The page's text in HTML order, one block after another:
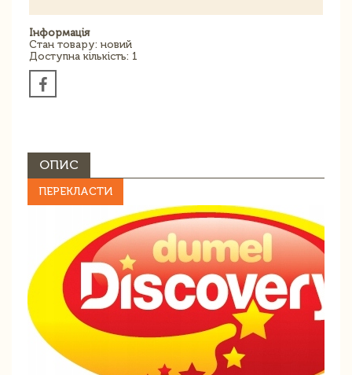
Інформація
Стан товару: новий
Доступна кількість: 1
ОПИС
ПЕРЕКЛАСТИ